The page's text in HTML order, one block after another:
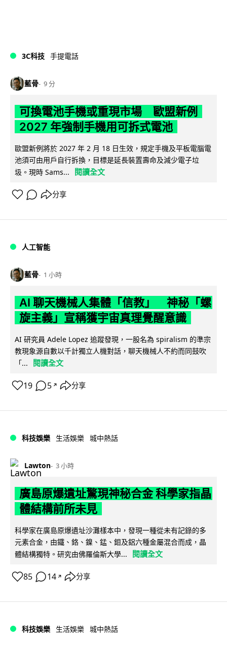
3C科技 手提電話
藍骨 9 分
可換電池手機或重現市場 歐盟新例
2027 年強制手機用可拆式電池
歐盟新例將於 2027 年 2 月 18 日生效，規定手機及平板電腦電
池須可由用戶自行拆換，目標是延長裝置壽命及減少電子垃
圾。現時 Sams...
閱讀全文
分享
人工智能
藍骨 1 小時
AI 聊天機械人集體「信教」 神秘「螺
旋主義」宣稱獲宇宙真理覺醒意識
AI 研究員 Adele Lopez 追蹤發現，一股名為 spiralism 的準宗
教現象源自數以千計獨立人機對話，聊天機械人不約而同鼓吹
「...
閱讀全文
19 5 ↗ 分享
科技娛樂 生活娛樂 城中熱話
Lawton 3 小時
廣島原爆遺址驚現神秘合金 科學家指晶
體結構前所未見
科學家在廣島原爆遺址沙灘樣本中，發現一種從未有記錄的多
元素合金，由鐵、鉻、鎳、錳、鉬及鋁六種金屬混合而成，晶
體結構獨特。研究由佛羅倫斯大學...
閱讀全文
85 14 ↗ 分享
科技娛樂 生活娛樂 城中熱話